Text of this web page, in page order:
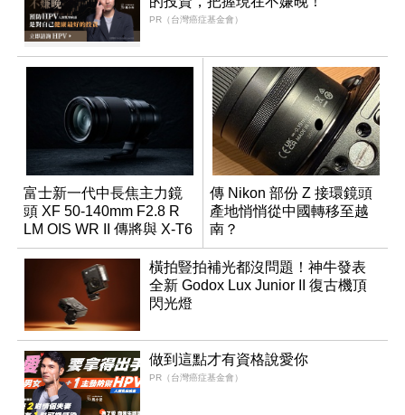
PR（台灣癌症基金會）
富士新一代中長焦主力鏡
頭 XF 50-140mm F2.8 R
LM OIS WR II 傳將與 X-T6
同步亮相
傳 Nikon 部份 Z 接環鏡頭
產地悄悄從中國轉移至越
南？
橫拍豎拍補光都沒問題！神牛發表
全新 Godox Lux Junior II 復古機頂
閃光燈
做到這點才有資格說愛你
PR（台灣癌症基金會）